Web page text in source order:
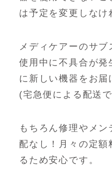
は予定を変更しなけ
メディケアーのサブ
使用中に不具合が発
に新しい機器をお届
(宅急便による配送
もちろん修理やメ
配なし！月々の定額
るため安心です。